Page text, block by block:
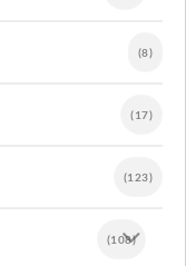
(8)
(17)
(123)
(108)